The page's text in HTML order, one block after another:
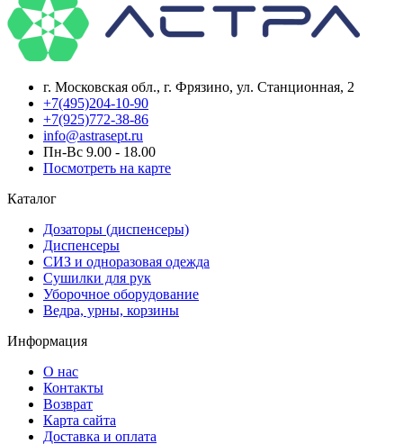
г. Московская обл., г. Фрязино, ул. Станционная, 2
+7(495)204-10-90
+7(925)772-38-86
info@astrasept.ru
Пн-Вс 9.00 - 18.00
Посмотреть на карте
Каталог
Дозаторы (диспенсеры)
Диспенсеры
СИЗ и одноразовая одежда
Сушилки для рук
Уборочное оборудование
Ведра, урны, корзины
Информация
О нас
Контакты
Возврат
Карта сайта
Доставка и оплата